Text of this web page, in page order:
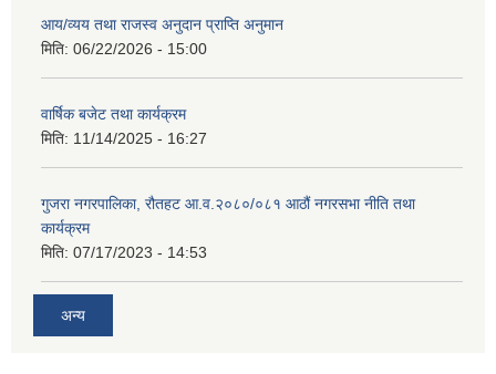
आय/व्यय तथा राजस्व अनुदान प्राप्ति अनुमान
मिति: 06/22/2026 - 15:00
वार्षिक बजेट तथा कार्यक्रम
मिति: 11/14/2025 - 16:27
गुजरा नगरपालिका, रौतहट आ.व.२०८०/०८१ आठौं नगरसभा नीति तथा
कार्यक्रम
मिति: 07/17/2023 - 14:53
अन्य